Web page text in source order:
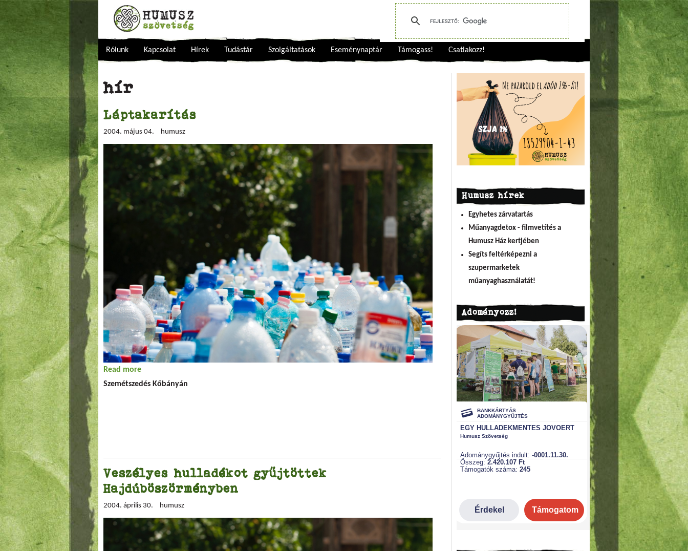
Rólunk Kapcsolat Hírek Tudástár Szolgáltatások Eseménynaptár Támogass! Csatlakozz!
hír
Láptakarítás
2004. május 04. humusz
Read more
Szemétszedés Kőbányán
Veszélyes hulladékot gyűjtöttek
Hajdúböszörményben
2004. április 30. humusz
Humusz hírek
Egyhetes zárvatartás
Műanyagdetox - filmvetítés a
Humusz Ház kertjében
Segíts feltérképezni a
szupermarketek
műanyaghasználatát!
Adományozz!